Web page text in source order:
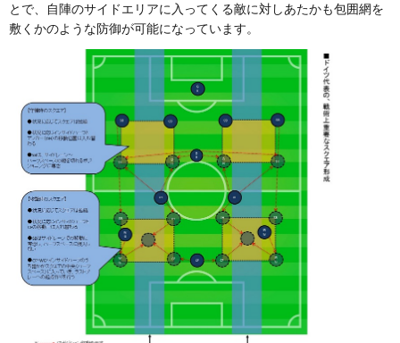
とで、自陣のサイドエリアに入ってくる敵に対しあたかも包囲網を
敷くかのような防御が可能になっています。